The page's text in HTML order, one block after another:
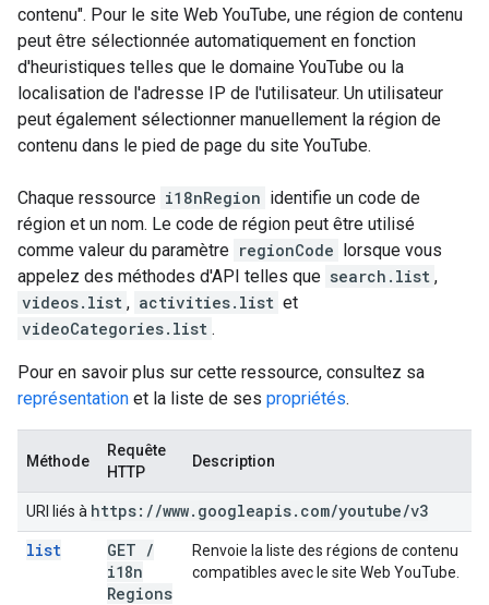
contenu". Pour le site Web YouTube, une région de contenu
peut être sélectionnée automatiquement en fonction
d'heuristiques telles que le domaine YouTube ou la
localisation de l'adresse IP de l'utilisateur. Un utilisateur
peut également sélectionner manuellement la région de
contenu dans le pied de page du site YouTube.
Chaque ressource i18nRegion identifie un code de
région et un nom. Le code de région peut être utilisé
comme valeur du paramètre regionCode lorsque vous
appelez des méthodes d'API telles que search.list ,
videos.list , activities.list et
videoCategories.list .
Pour en savoir plus sur cette ressource, consultez sa
représentation et la liste de ses propriétés.
Méthode
Requête
HTTP
Description
URI liés à https: //www. googleapis. com/youtube/v3
list
GET /
i18n
Regions
Renvoie la liste des régions de contenu
compatibles avec le site Web YouTube.